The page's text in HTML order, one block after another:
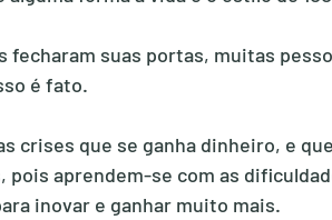
fecharam suas portas, muitas
é fato.
crises que se ganha dinheiro, e
pois aprendem-se com as
inovar e ganhar muito mais.